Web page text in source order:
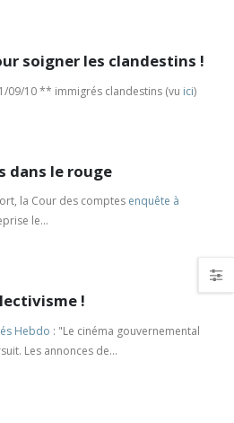
soigner les clandestins !
09/10 ** immigrés clandestins (vu ici)
dans le rouge
la Cour des comptes enquête à
le...
!
Hebdo : "Le cinéma gouvernemental
Les annonces de...